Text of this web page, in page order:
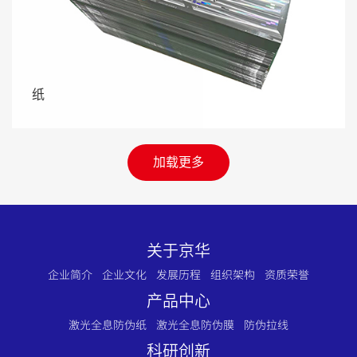
纸
加载更多
关于京华
企业简介 企业文化 发展历程 组织架构
资质荣誉
产品中心
激光全息防伪纸 激光全息防伪膜
防伪拉线
科研创新